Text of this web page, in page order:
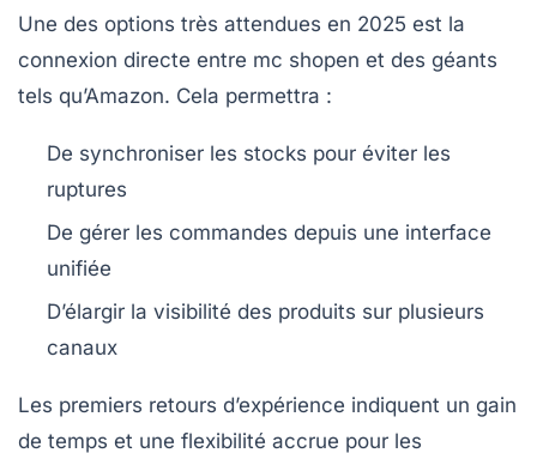
Une des options très attendues en 2025 est la
connexion directe entre mc shopen et des géants
tels qu’Amazon. Cela permettra :
De synchroniser les stocks pour éviter les
ruptures
De gérer les commandes depuis une interface
unifiée
D’élargir la visibilité des produits sur plusieurs
canaux
Les premiers retours d’expérience indiquent un gain
de temps et une flexibilité accrue pour les